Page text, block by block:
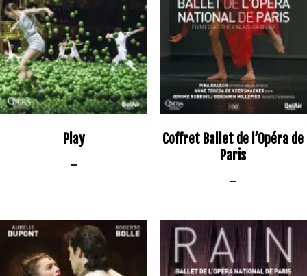
Play
–
Coffret Ballet de l’Opéra de
Paris
–